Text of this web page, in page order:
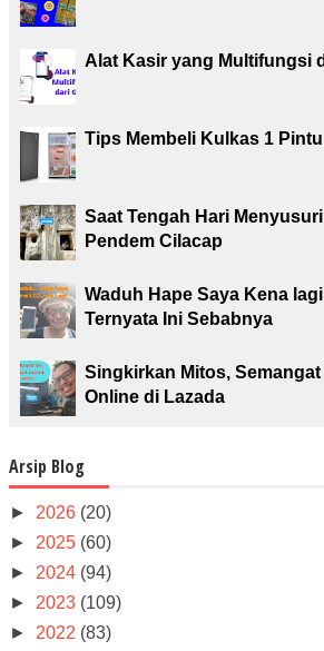
Alat Kasir yang Multifungsi
Tips Membeli Kulkas 1 Pintu
Saat Tengah Hari
Pendem Cilacap
Waduh Hape Saya Kena
Ternyata Ini Sebabnya
Singkirkan Mitos,
Online di Lazada
Arsip Blog
► 2026 (20)
► 2025 (60)
► 2024 (94)
► 2023 (109)
► 2022 (83)